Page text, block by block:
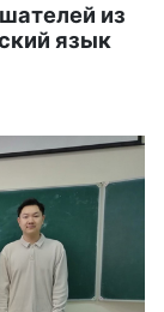
из
язык